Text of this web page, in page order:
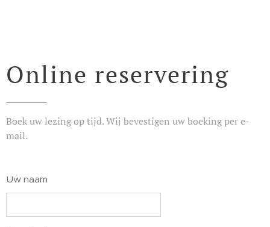
Online reservering
Boek uw lezing op tijd. Wij bevestigen uw boeking per e-
mail.
Uw naam